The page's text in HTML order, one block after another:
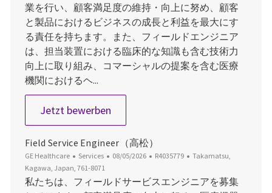
業を行い、顧客満足度の維持・向上に努め、顧客
と製品におけるビジネスの成長と利益を最大にす
る責任を持ちます。また、フィールドエンジニア
は、担当装置における臨床的な知識も含む技術力
向上に取り組み、コマーシャルの提案を含む医療
機関におけるヘ...
Jetzt bewerbenField Service Engineer（神戸）
Field Service Engineer（高松）
GE Healthcare Kategorie
Services Datum der Veröffentlichung
08/05/2026 Job-ID
R4035779 Ort
Takamatsu,
Kagawa, Japan, 761-8071
私たちは、フィールドサービスエンジニアを募集